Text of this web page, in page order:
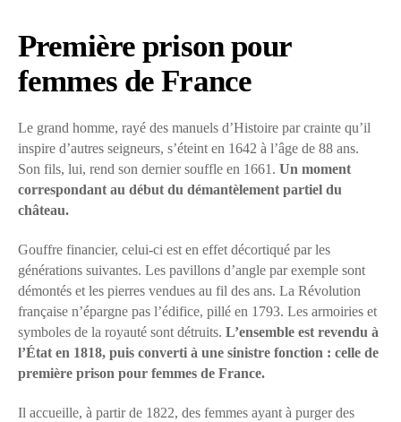
Première prison pour
femmes de France
Le grand homme, rayé des manuels d’Histoire par crainte qu’il
inspire d’autres seigneurs, s’éteint en 1642 à l’âge de 88 ans.
Son fils, lui, rend son dernier souffle en 1661. Un moment
correspondant au début du démantèlement partiel du
château.
Gouffre financier, celui-ci est en effet décortiqué par les
générations suivantes. Les pavillons d’angle par exemple sont
démontés et les pierres vendues au fil des ans. La Révolution
française n’épargne pas l’édifice, pillé en 1793. Les armoiries et
symboles de la royauté sont détruits. L’ensemble est revendu à
l’État en 1818, puis converti à une sinistre fonction : celle de
première prison pour femmes de France.
Il accueille, à partir de 1822, des femmes ayant à purger des